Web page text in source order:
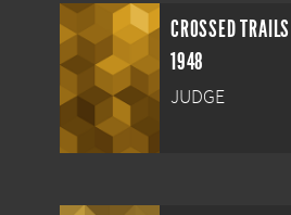
CROSSED TRAILS
1948
JUDGE